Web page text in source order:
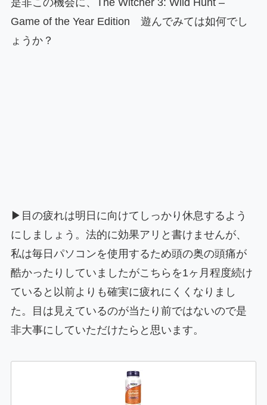
是非この機会に、The Witcher 3: Wild Hunt –
Game of the Year Edition 遊んでみては如何でし
ょうか？
▶目の疲れは明日に向けてしっかり休息するよう
にしましょう。法的に効果アリと書けませんが、
私は毎日パソコンを使用するため頭の奥の頭痛が
酷かったりしていましたがこちらを1ヶ月程度続け
ていると以前よりも確実に疲れにくくなりまし
た。目は見えているのが当たり前ではないので是
非大事にしていただけたらと思います。